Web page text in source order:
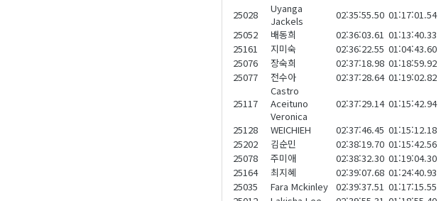
25028
Uyanga
Jackels
02:35:55.50 01:17:01.54
25052
배동희 02:36:03.61 01:13:40.33
25161
지미숙 02:36:22.55 01:04:43.60
25076
장숙희 02:37:18.98 01:18:59.92
25077
전수아 02:37:28.64 01:19:02.82
25117
Castro
Aceituno
Veronica
02:37:29.14 01:15:42.94
25128
WEICHIEH 02:37:46.45 01:15:12.18
25202
김순민 02:38:19.70 01:15:42.56
25078
주미애 02:38:32.30 01:19:04.30
25164
최지혜 02:39:07.68 01:24:40.93
25035
Fara Mckinley 02:39:37.51 01:17:15.55